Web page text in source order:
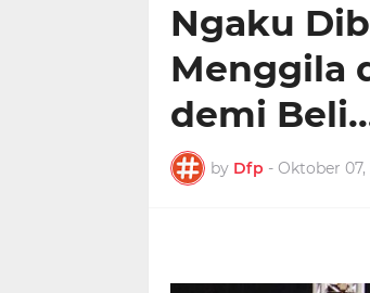
Ngaku
Menggila
demi
by Dfp - Oktober 07,